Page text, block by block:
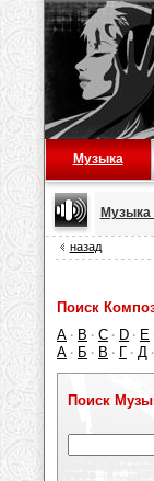
Музыка
Музыка
назад
Поиск
A · B · C · D · E
А · Б · В · Г · Д ·
Поиск